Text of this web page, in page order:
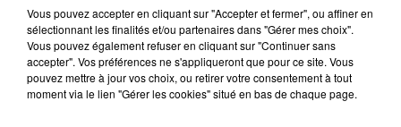
�xܭ
— OLympique (@OL_ympique)November 7,
2020
MDDDRR JSUIS EN LARMES le micro d’Anne
Vous pouvez accepter en cliquant sur "Accepter et fermer", ou affiner en
sélectionnant les finalités et/ou partenaires dans "Gérer mes choix".
Vous pouvez également refuser en cliquant sur "Continuer sans
accepter". Vos préférences ne s'appliqueront que pour ce site. Vous
pouvez mettre à jour vos choix, ou retirer votre consentement à tout
moment via le lien "Gérer les cookies" situé en bas de chaque page.